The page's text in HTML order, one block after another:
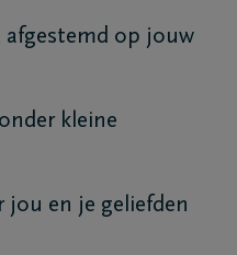
afgestemd op jouw
kleine
jou en je geliefden